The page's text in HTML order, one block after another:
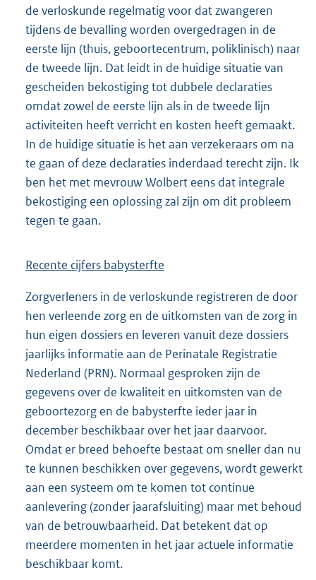
de verloskunde regelmatig voor dat zwangeren
tijdens de bevalling worden overgedragen in de
eerste lijn (thuis, geboortecentrum, poliklinisch) naar
de tweede lijn. Dat leidt in de huidige situatie van
gescheiden bekostiging tot dubbele declaraties
omdat zowel de eerste lijn als in de tweede lijn
activiteiten heeft verricht en kosten heeft gemaakt.
In de huidige situatie is het aan verzekeraars om na
te gaan of deze declaraties inderdaad terecht zijn. Ik
ben het met mevrouw Wolbert eens dat integrale
bekostiging een oplossing zal zijn om dit probleem
tegen te gaan.
Recente cijfers babysterfte
Zorgverleners in de verloskunde registreren de door
hen verleende zorg en de uitkomsten van de zorg in
hun eigen dossiers en leveren vanuit deze dossiers
jaarlijks informatie aan de Perinatale Registratie
Nederland (PRN). Normaal gesproken zijn de
gegevens over de kwaliteit en uitkomsten van de
geboortezorg en de babysterfte ieder jaar in
december beschikbaar over het jaar daarvoor.
Omdat er breed behoefte bestaat om sneller dan nu
te kunnen beschikken over gegevens, wordt gewerkt
aan een systeem om te komen tot continue
aanlevering (zonder jaarafsluiting) maar met behoud
van de betrouwbaarheid. Dat betekent dat op
meerdere momenten in het jaar actuele informatie
beschikbaar komt.